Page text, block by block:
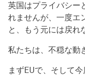
英国はプライバシー
れませんが、一度エ
と、もう元には戻れ
私たちは、不穏な動
まずEUで、そして